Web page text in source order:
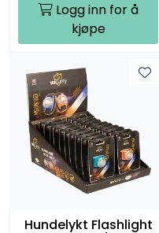
Logg inn for å
kjøpe
Hundelykt Flashlight